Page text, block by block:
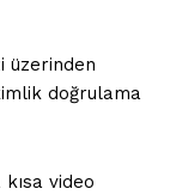
üzerinden
doğrulama
video